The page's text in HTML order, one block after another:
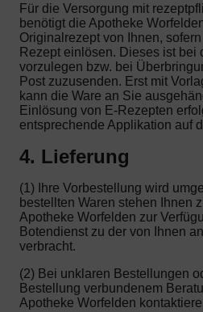
Für die Versorgung mit
benötigt die Apotheke
Originalrezept von Ihnen,
Rezept einlösen. Dieses ist bei
vorzulegen bzw. bei
Post zuzusenden. Erst mit
kann die Ware an Sie
Einlösung von E-Rezepten
entsprechende Applikation auf
4. Lieferung
(1) Ihre Vorbestellung wird
bestellten Waren stehen Ihnen
Apotheke Worfelden zur
Botendienst zu der von Ihnen
verbracht.
(2) Bei unklaren Bestellungen
Bestellung verbundenem
Apotheke Worfelden